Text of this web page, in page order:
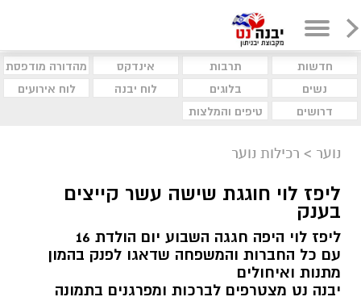
חדשות תרבות אינדקס
מהדורה מודפסת
נשים
בלוגים לוח יבנה
לוח אירועים
דרושים
טיפים והמלצות
נוער > רכילות נוער
ליפז לוי חוגגת שישה עשר קייצים
בענק
ליפז לוי היפה חגגה השבוע יום הולדת 16
עם כל החברות והמשפחה שדאגו לפנק בהמון
מתנות ואיחולים
יבנה נט מצטרפים לברכות ומפרגנים בתמונה